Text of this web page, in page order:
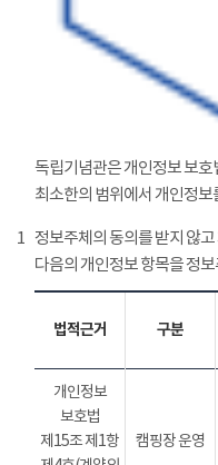
독립기념관은 개인정보 보호
최소한의 범위에서 개인정보
1 정보주체의 동의를 받지 않
다음의 개인정보 항목을 정
법적근거 구분
개인정보
보호법
제15조 제1항
캠핑장 운영